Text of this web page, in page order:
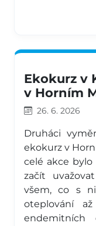
Ekokurz v
v Horním
26. 6. 2026
Druháci
ekokurz v
celé akce
začít
všem, co s
oteplování
endemitních